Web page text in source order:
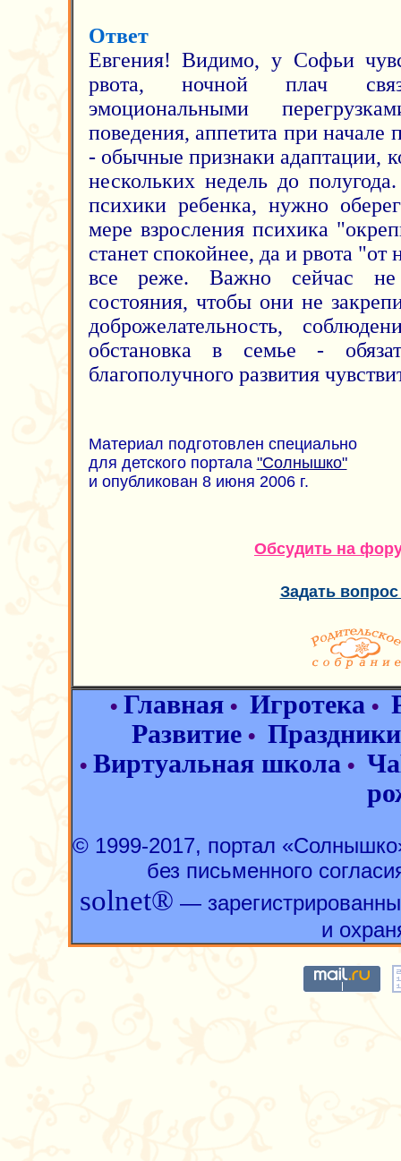
Ответ
Евгения! Видимо, у Софьи
рвота, ночной плач
эмоциональными
поведения, аппетита при начале
- обычные признаки адаптации,
нескольких недель до
психики ребенка, нужно
мере взросления психика
станет спокойнее, да и рвота "от
все реже. Важно сейчас не
состояния, чтобы они не
доброжелательность,
обстановка в семье -
благополучного развития
Материал подготовлен специально
для детского портала "Солнышко"
и опубликован 8 июня 2006 г.
Обсудить на
Задать
• Главная • Игротека •
Развитие• Праздники
• Виртуальная школа •
© 1999-2017, портал
без письменного
solnet® —
и